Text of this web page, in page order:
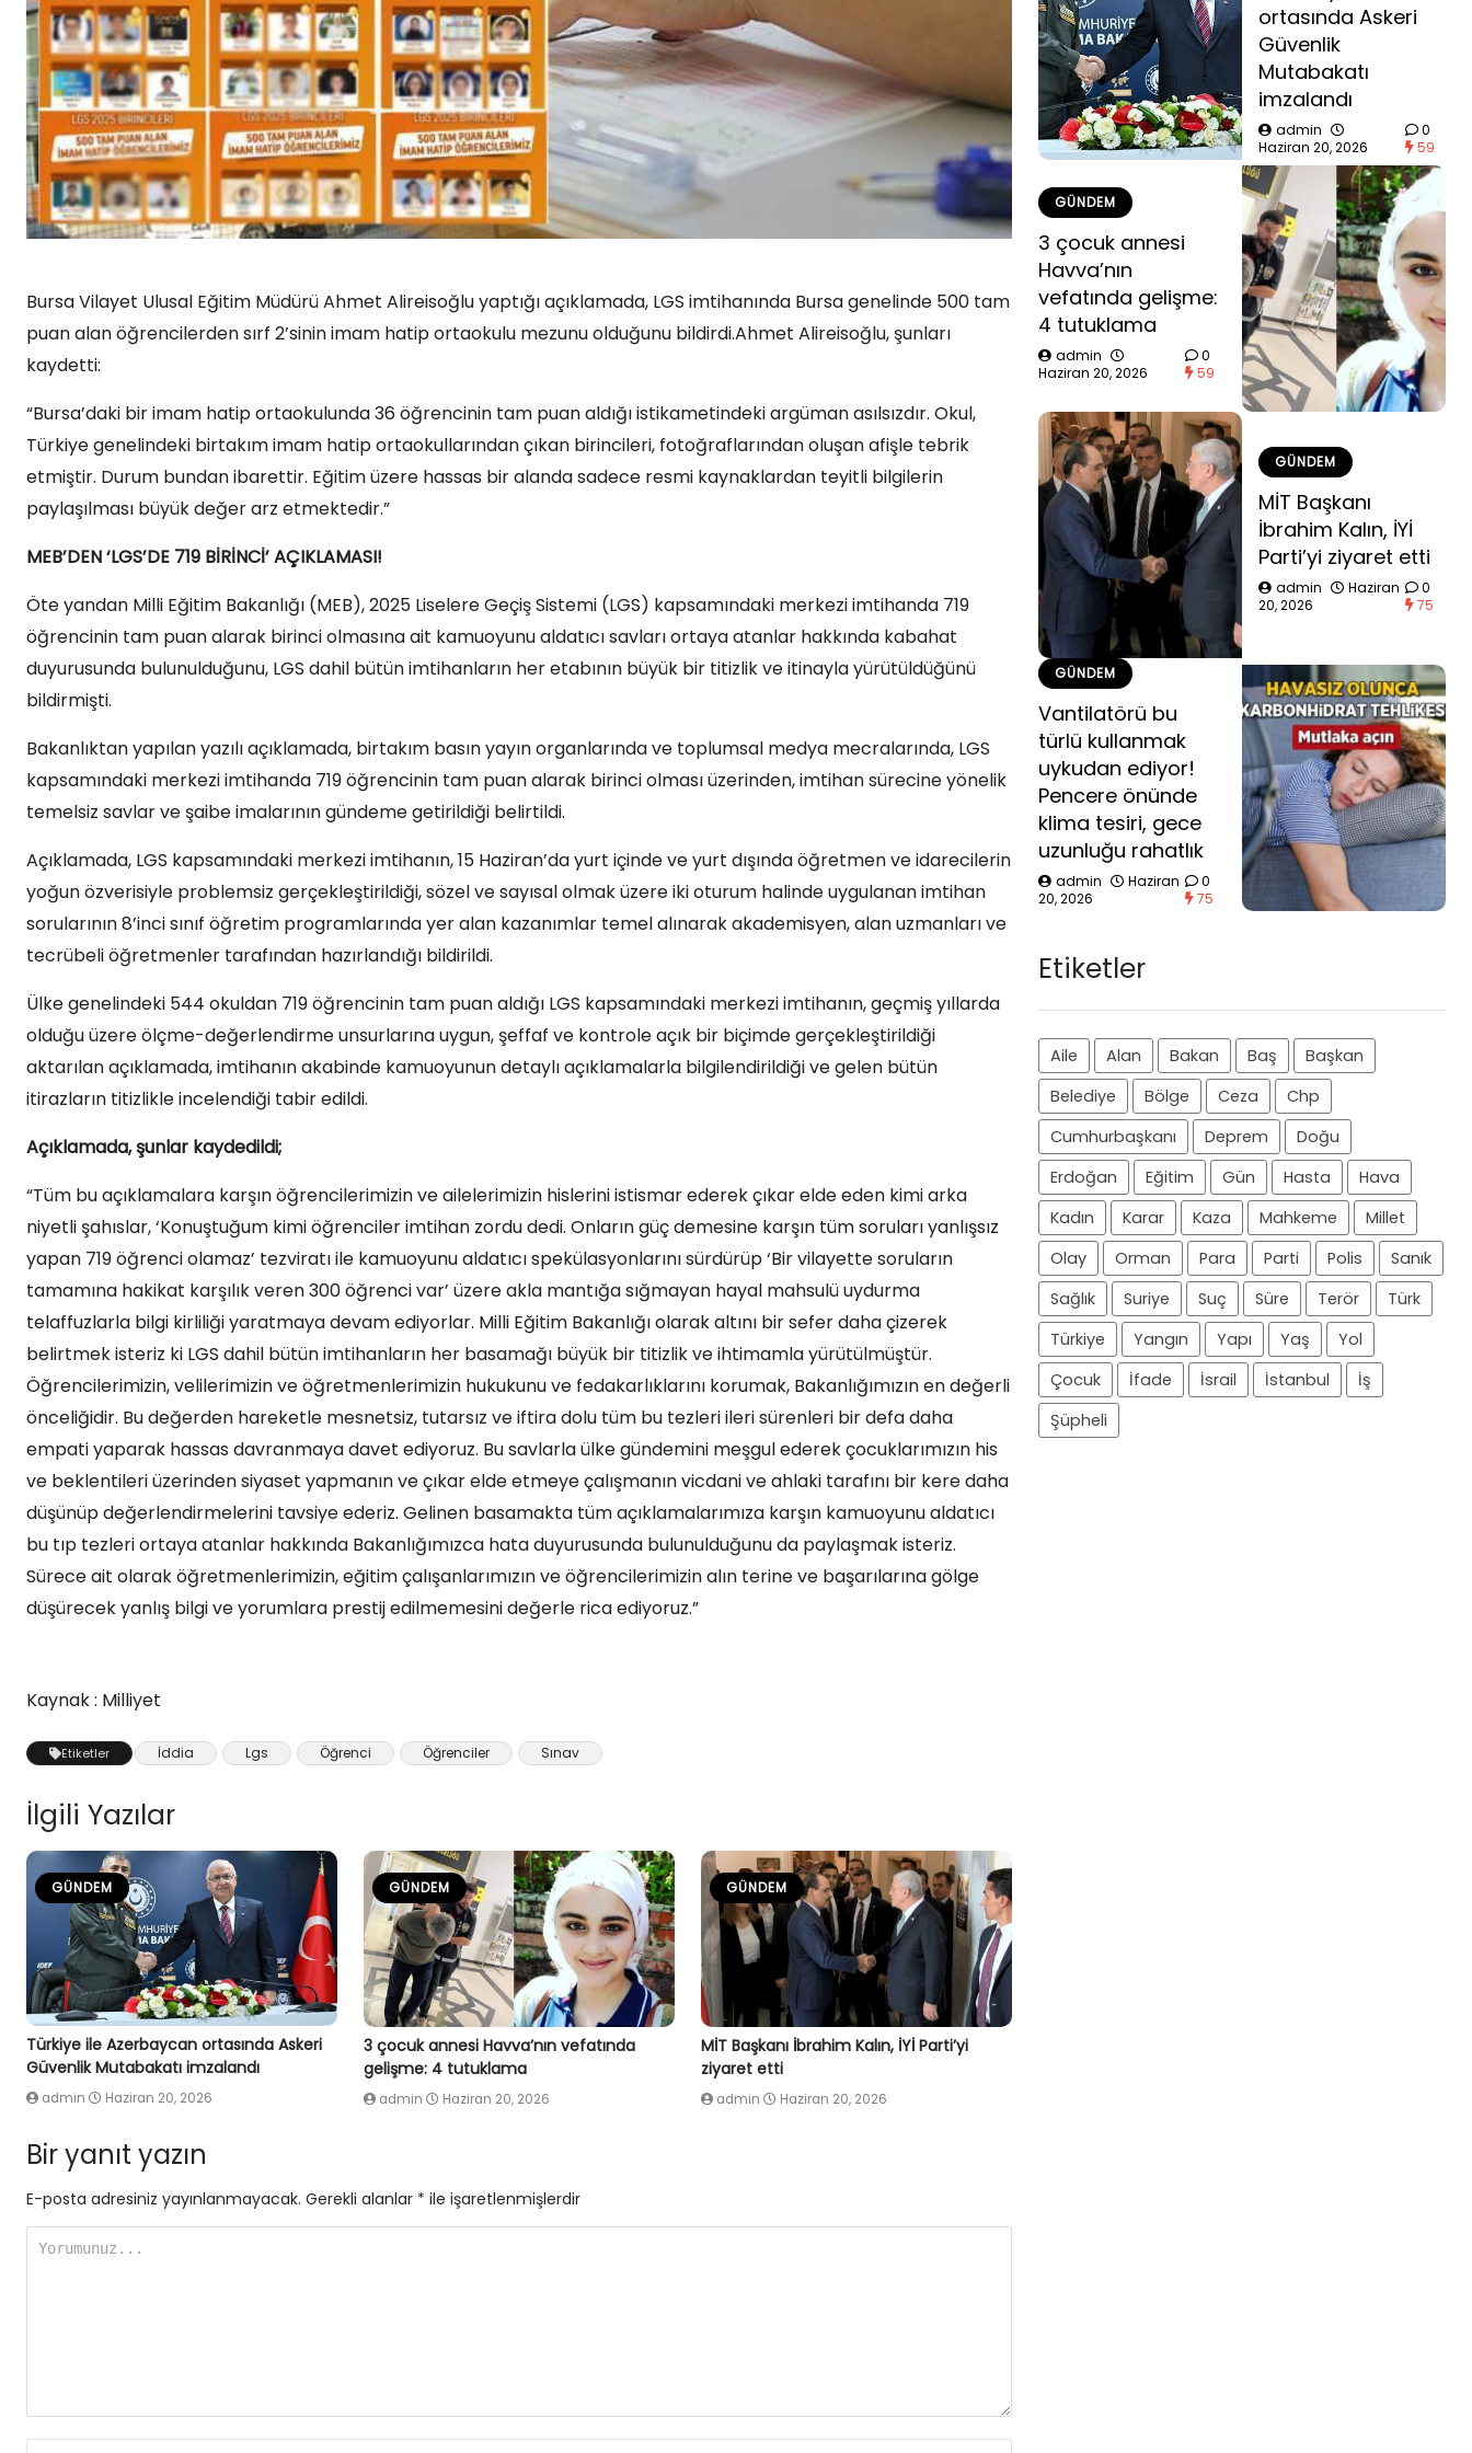
Bursa Vilayet Ulusal Eğitim Müdürü Ahmet Alireisoğlu yaptığı açıklamada, LGS imtihanında Bursa genelinde 500 tam
puan alan öğrencilerden sırf 2’sinin imam hatip ortaokulu mezunu olduğunu bildirdi.Ahmet Alireisoğlu, şunları
kaydetti:
“Bursa’daki bir imam hatip ortaokulunda 36 öğrencinin tam puan aldığı istikametindeki argüman asılsızdır. Okul,
Türkiye genelindeki birtakım imam hatip ortaokullarından çıkan birincileri, fotoğraflarından oluşan afişle tebrik
etmiştir. Durum bundan ibarettir. Eğitim üzere hassas bir alanda sadece resmi kaynaklardan teyitli bilgilerin
paylaşılması büyük değer arz etmektedir.”
MEB’DEN ‘LGS’DE 719 BİRİNCİ’ AÇIKLAMASI!
Öte yandan Milli Eğitim Bakanlığı (MEB), 2025 Liselere Geçiş Sistemi (LGS) kapsamındaki merkezi imtihanda 719
öğrencinin tam puan alarak birinci olmasına ait kamuoyunu aldatıcı savları ortaya atanlar hakkında kabahat
duyurusunda bulunulduğunu, LGS dahil bütün imtihanların her etabının büyük bir titizlik ve itinayla yürütüldüğünü
bildirmişti.
Bakanlıktan yapılan yazılı açıklamada, birtakım basın yayın organlarında ve toplumsal medya mecralarında, LGS
kapsamındaki merkezi imtihanda 719 öğrencinin tam puan alarak birinci olması üzerinden, imtihan sürecine yönelik
temelsiz savlar ve şaibe imalarının gündeme getirildiği belirtildi.
Açıklamada, LGS kapsamındaki merkezi imtihanın, 15 Haziran’da yurt içinde ve yurt dışında öğretmen ve idarecilerin
yoğun özverisiyle problemsiz gerçekleştirildiği, sözel ve sayısal olmak üzere iki oturum halinde uygulanan imtihan
sorularının 8’inci sınıf öğretim programlarında yer alan kazanımlar temel alınarak akademisyen, alan uzmanları ve
tecrübeli öğretmenler tarafından hazırlandığı bildirildi.
Ülke genelindeki 544 okuldan 719 öğrencinin tam puan aldığı LGS kapsamındaki merkezi imtihanın, geçmiş yıllarda
olduğu üzere ölçme-değerlendirme unsurlarına uygun, şeffaf ve kontrole açık bir biçimde gerçekleştirildiği
aktarılan açıklamada, imtihanın akabinde kamuoyunun detaylı açıklamalarla bilgilendirildiği ve gelen bütün
itirazların titizlikle incelendiği tabir edildi.
Açıklamada, şunlar kaydedildi;
“Tüm bu açıklamalara karşın öğrencilerimizin ve ailelerimizin hislerini istismar ederek çıkar elde eden kimi arka
niyetli şahıslar, ‘Konuştuğum kimi öğrenciler imtihan zordu dedi. Onların güç demesine karşın tüm soruları yanlışsız
yapan 719 öğrenci olamaz’ tezviratı ile kamuoyunu aldatıcı spekülasyonlarını sürdürüp ‘Bir vilayette soruların
tamamına hakikat karşılık veren 300 öğrenci var’ üzere akla mantığa sığmayan hayal mahsulü uydurma
telaffuzlarla bilgi kirliliği yaratmaya devam ediyorlar. Milli Eğitim Bakanlığı olarak altını bir sefer daha çizerek
belirtmek isteriz ki LGS dahil bütün imtihanların her basamağı büyük bir titizlik ve ihtimamla yürütülmüştür.
Öğrencilerimizin, velilerimizin ve öğretmenlerimizin hukukunu ve fedakarlıklarını korumak, Bakanlığımızın en değerli
önceliğidir. Bu değerden hareketle mesnetsiz, tutarsız ve iftira dolu tüm bu tezleri ileri sürenleri bir defa daha
empati yaparak hassas davranmaya davet ediyoruz. Bu savlarla ülke gündemini meşgul ederek çocuklarımızın his
ve beklentileri üzerinden siyaset yapmanın ve çıkar elde etmeye çalışmanın vicdani ve ahlaki tarafını bir kere daha
düşünüp değerlendirmelerini tavsiye ederiz. Gelinen basamakta tüm açıklamalarımıza karşın kamuoyunu aldatıcı
bu tıp tezleri ortaya atanlar hakkında Bakanlığımızca hata duyurusunda bulunulduğunu da paylaşmak isteriz.
Sürece ait olarak öğretmenlerimizin, eğitim çalışanlarımızın ve öğrencilerimizin alın terine ve başarılarına gölge
düşürecek yanlış bilgi ve yorumlara prestij edilmemesini değerle rica ediyoruz.”
Kaynak : Milliyet
Etiketler İddia Lgs Öğrenci Öğrenciler Sınav
İlgili Yazılar
GÜNDEM
Türkiye ile Azerbaycan ortasında Askeri
Güvenlik Mutabakatı imzalandı
admin Haziran 20, 2026
GÜNDEM
3 çocuk annesi Havva’nın vefatında
gelişme: 4 tutuklama
admin Haziran 20, 2026
GÜNDEM
MİT Başkanı İbrahim Kalın, İYİ Parti’yi
ziyaret etti
admin Haziran 20, 2026
Bir yanıt yazın
E-posta adresiniz yayınlanmayacak. Gerekli alanlar * ile işaretlenmişlerdir
ortasında Askeri
Güvenlik
Mutabakatı
imzalandı
admin
Haziran 20, 2026
0
59
GÜNDEM
3 çocuk annesi
Havva’nın
vefatında gelişme:
4 tutuklama
admin
Haziran 20, 2026
0
59
GÜNDEM
MİT Başkanı
İbrahim Kalın, İYİ
Parti’yi ziyaret etti
admin
Haziran
20, 2026
0
75
GÜNDEM
Vantilatörü bu
türlü kullanmak
uykudan ediyor!
Pencere önünde
klima tesiri, gece
uzunluğu rahatlık
admin
Haziran
20, 2026
0
75
Etiketler
Aile Alan Bakan Baş
Başkan
Belediye
Bölge Ceza
Chp
Cumhurbaşkanı
Deprem
Doğu
Erdoğan
Eğitim Gün Hasta
Hava
Kadın
Karar Kaza Mahkeme
Millet
Olay
Orman Para Parti Polis
Sanık
Sağlık
Suriye Suç Süre Terör
Türk
Türkiye
Yangın Yapı Yaş
Yol
Çocuk
İfade İsrail İstanbul
İş
Şüpheli